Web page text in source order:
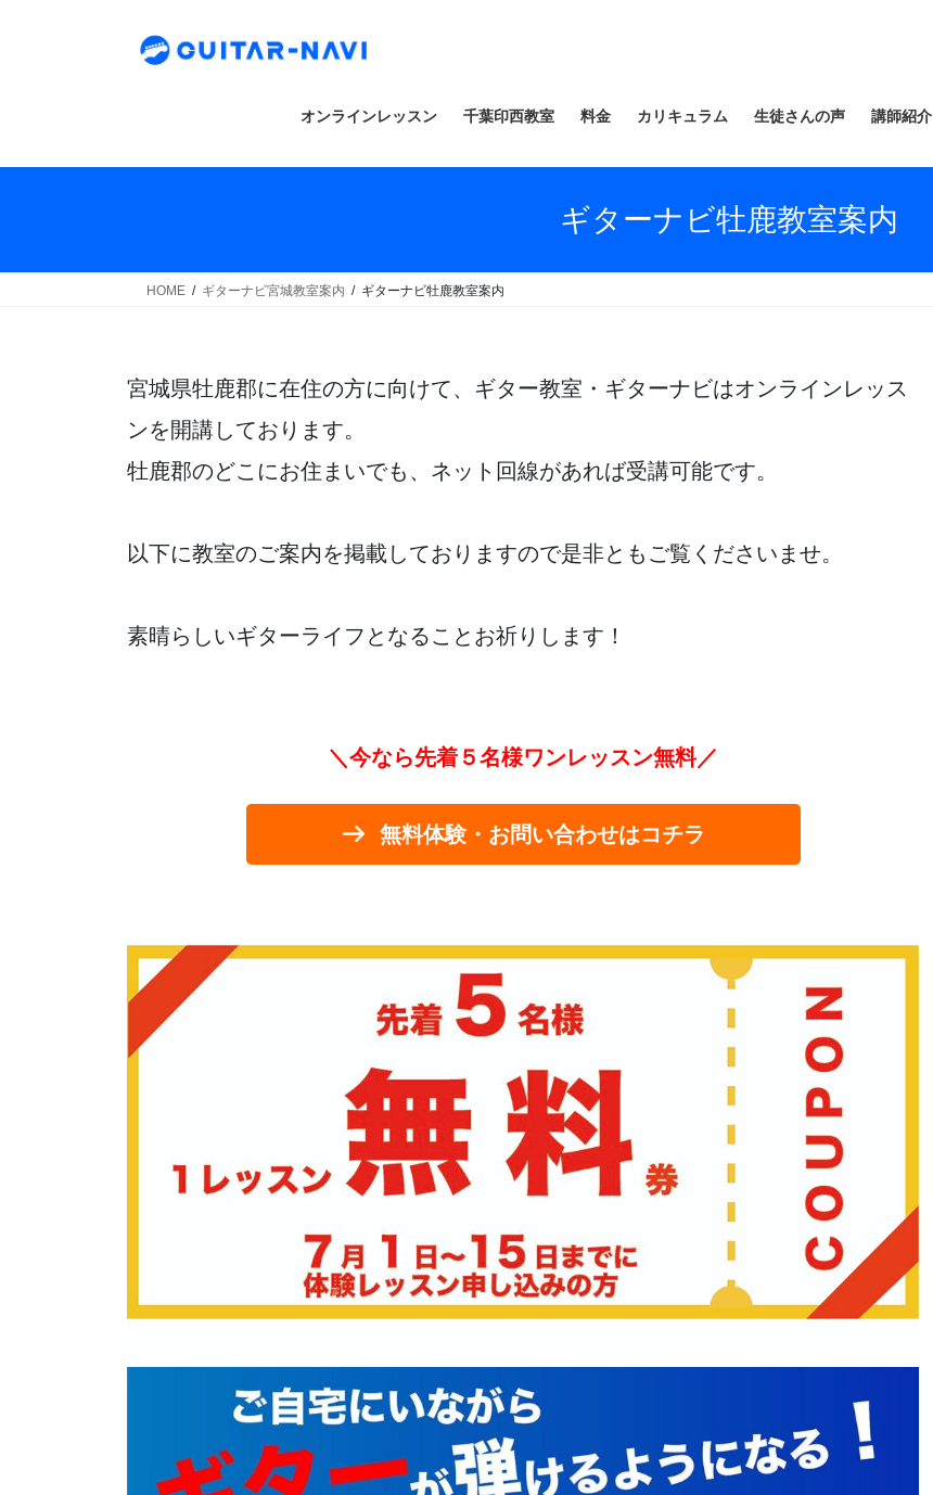
オンラインレッスン 千葉印西教室 料金 カリキュラム 生徒さんの声 講師紹介
ギターナビ牡鹿教室案内
HOME ギターナビ宮城教室案内 ギターナビ牡鹿教室案内
宮城県牡鹿郡に在住の方に向けて、ギター教室・ギターナビはオンラインレッス
ンを開講しております。
牡鹿郡のどこにお住まいでも、ネット回線があれば受講可能です。
以下に教室のご案内を掲載しておりますので是非ともご覧くださいませ。
素晴らしいギターライフとなることお祈りします！
＼今なら先着５名様ワンレッスン無料／
無料体験・お問い合わせはコチラ